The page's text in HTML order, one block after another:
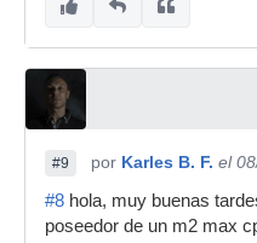
#9 por Karles B. F. el
#8 hola, muy buenas
poseedor de un m2 max